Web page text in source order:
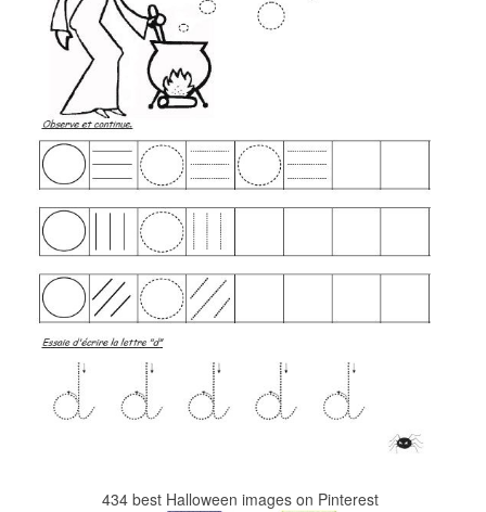
434 best Halloween images on Pinterest